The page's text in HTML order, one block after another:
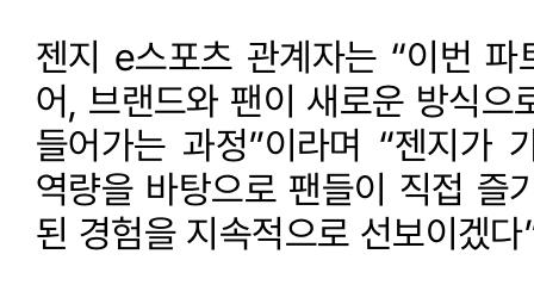
젠지 e스포츠 관계자는 “이번
어, 브랜드와 팬이 새로운 방식으
들어가는 과정”이라며 “젠지가
역량을 바탕으로 팬들이 직접 즐
된 경험을 지속적으로 선보이겠다